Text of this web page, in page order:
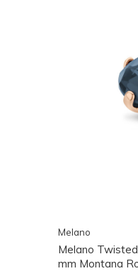
Melano
Melano
mm Montana